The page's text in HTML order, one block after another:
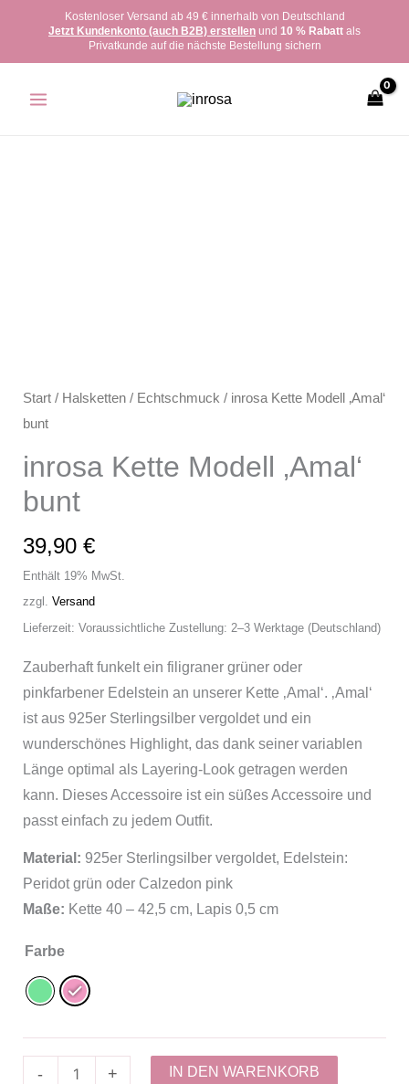
springen
Kostenloser Versand ab 49 € innerhalb von Deutschland
Jetzt Kundenkonto (auch B2B) erstellen und 10 % Rabatt als
Privatkunde auf die nächste Bestellung sichern
Start/ Halsketten/ Echtschmuck / inrosa Kette Modell ‚Amal‘
bunt
inrosa Kette Modell ‚Amal‘
bunt
39,90 €
Enthält 19% MwSt.
zzgl. Versand
Lieferzeit: Voraussichtliche Zustellung: 2–3 Werktage (Deutschland)
Zauberhaft funkelt ein filigraner grüner oder
pinkfarbener Edelstein an unserer Kette ‚Amal‘. ‚Amal‘
ist aus 925er Sterlingsilber vergoldet und ein
wunderschönes Highlight, das dank seiner variablen
Länge optimal als Layering-Look getragen werden
kann. Dieses Accessoire ist ein süßes Accessoire und
passt einfach zu jedem Outfit.
Material: 925er Sterlingsilber vergoldet, Edelstein:
Peridot grün oder Calzedon pink
Maße: Kette 40 – 42,5 cm, Lapis 0,5 cm
Farbe
- + IN DEN WARENKORB